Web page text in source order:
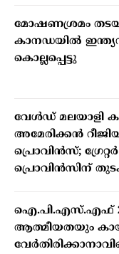
മോഷണശ്രമം
കാനഡയില്‍
കൊല്ലപ്പെട്ടു
വേള്‍ഡ് മലയാളി
അമേരിക്കന്‍
പ്രൊവിന്‍സ്;
പ്രൊവിന്‍സിന്
ഐ.പി.എസ്.എഫ്
ആത്മീയതയും